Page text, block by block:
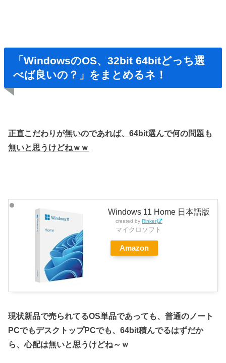
「WindowsのOS、32bit 64bitどっち選
べば良いの？」をまとめるネ！
正直こだわりが無いのであれば、64bit選んで何の問題も
無いと思うけどねｗｗ
Windows 11 Home 日本語版
created byRinker
マイクロソフト
Amazon
現状新品で売られてるOS単品であっても、普通のノート
PCでもデスクトップPCでも、64bit積んでるはずだか
ら、心配は無いと思うけどね～ｗ